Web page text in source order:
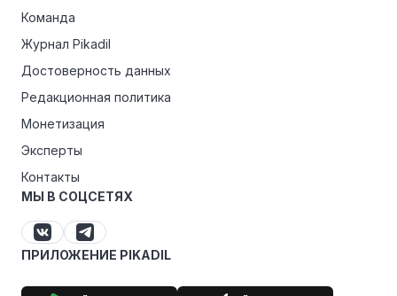
Команда
Журнал Pikadil
Достоверность данных
Редакционная политика
Монетизация
Эксперты
Контакты
МЫ В СОЦСЕТЯХ
ПРИЛОЖЕНИЕ PIKADIL